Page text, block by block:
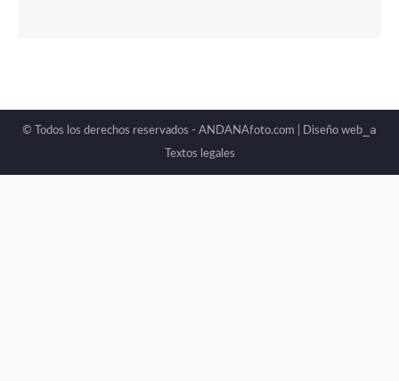
© Todos los derechos reservados - ANDANAfoto.com | Diseño web _a
Textos legales